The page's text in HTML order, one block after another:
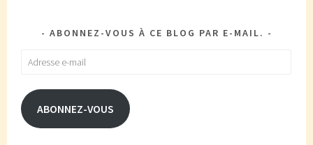
ABONNEZ-VOUS À CE BLOG PAR E-MAIL.
Adresse
mail
ABONNEZ-VOUS